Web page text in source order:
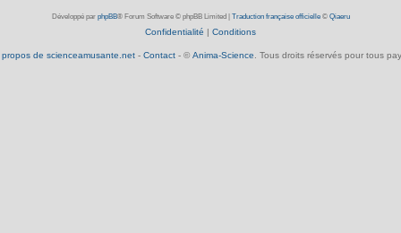
Développé par phpBB® Forum Software © phpBB Limited Traduction française officielle© Qiaeru
Confidentialité Conditions
de scienceamusante.net- Contact- © Anima-Science. Tous droits réservés pour tous